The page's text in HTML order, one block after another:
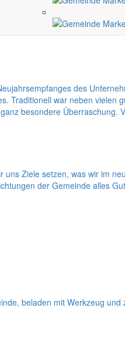
Ich denke, wir können in
anzukreiden wären. Die
Vielen Dank dafür.
des
Traditionell war neben vielen
besondere Überraschung.
Ziele setzen, was wir im
der Gemeinde alles
beladen mit Werkzeug